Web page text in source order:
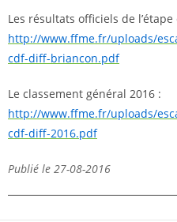
Les résultats officiels de
http://www.ffme.fr/uploads/
cdf-diff-briancon.pdf
Le classement général 2016 :
http://www.ffme.fr/uploads/
cdf-diff-2016.pdf
Publié le 27-08-2016